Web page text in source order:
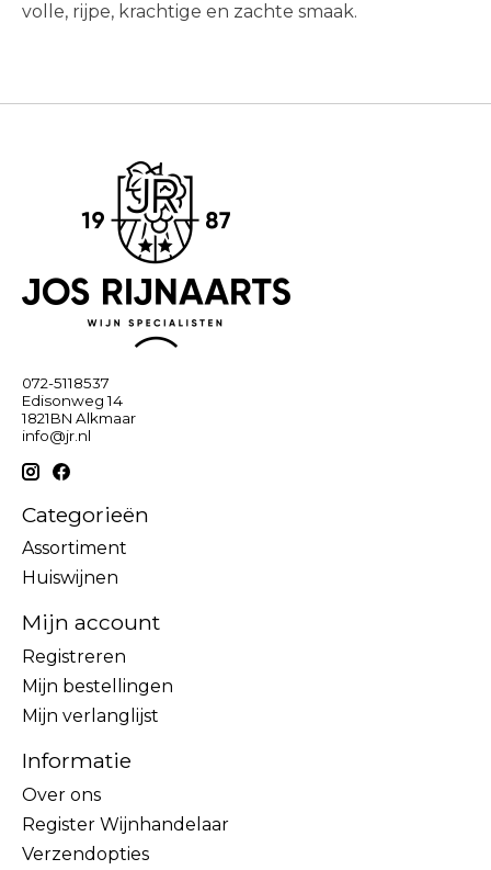
volle, rijpe, krachtige en zachte smaak.
072-5118537
Edisonweg 14
1821BN Alkmaar
info@jr.nl
Categorieën
Assortiment
Huiswijnen
Mijn account
Registreren
Mijn bestellingen
Mijn verlanglijst
Informatie
Over ons
Register Wijnhandelaar
Verzendopties